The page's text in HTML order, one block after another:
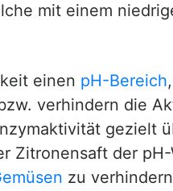
mit einem
einen pH-Bereich
verhindern die
gezielt
Zitronensaft der
zu